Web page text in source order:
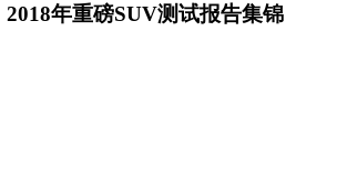
年重磅SUV测试报告集锦